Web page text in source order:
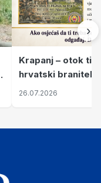
Krapanj – otok
hrvatski branitelji
pronalaze mir
26.07.2026
›